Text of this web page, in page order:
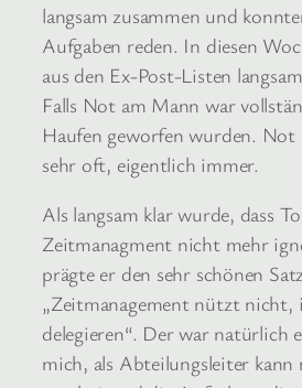
langsam zusammen und
Aufgaben reden. In diesen
aus den Ex-Post-Listen
Falls Not am Mann war
Haufen geworfen wurden.
sehr oft, eigentlich immer.
Als langsam klar wurde, dass
Zeitmanagment nicht mehr
prägte er den sehr schönen
„Zeitmanagement nützt nicht,
delegieren“. Der war natürlich
mich, als Abteilungsleiter kann